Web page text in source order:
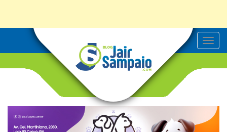
T
o
v
g